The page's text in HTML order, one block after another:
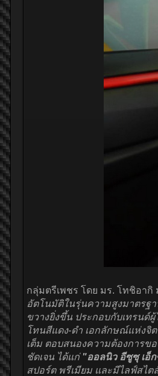
กลุ่มตรีเพชร โดย มร. โทชิอากิ
อัตโนมัติในรุ่นความสูงมาตรฐ
ขวางยิ่งขึ้น ประกอบกับเทรนด์
โทนสีแดง-ดำ เอกลักษณ์แห่งจิ
เต็ม ตอบสนองความต้องการข
ชัดเจน ได้แก่"ออลนิว อีซูซุ เอ็
สปอร์ต พรีเมียม และมีไลฟ์สไ